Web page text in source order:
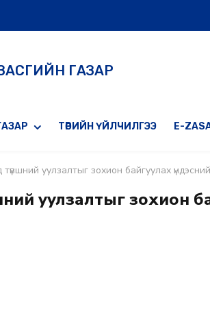
ГАЗАР
ТӨРИЙН ҮЙЛЧИЛГЭЭ E-
уулзалтыг зохион байгуулах
уулзалтыг зохион